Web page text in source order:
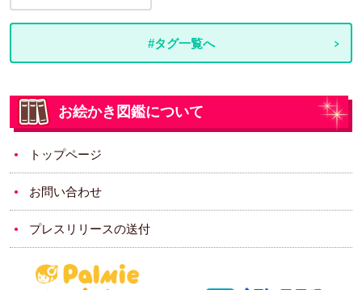
#タグ一覧へ
お絵かき図鑑について
トップページ
お問い合わせ
プレスリリースの送付